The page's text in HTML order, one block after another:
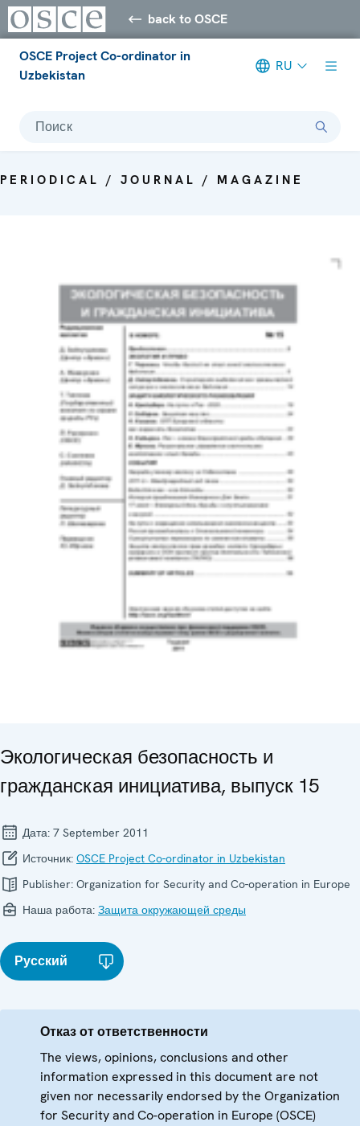
back to OSCE
OSCE Project Co-ordinator in
Uzbekistan
RU
Поиск
PERIODICAL / JOURNAL / MAGAZINE
Экологическая безопасность и
гражданская инициатива, выпуск 15
Дата: 7 September 2011
Источник: OSCE Project Co-ordinator in Uzbekistan
Publisher: Organization for Security and Co-operation in Europe
Наша работа: Защита окружающей среды
Русский
Отказ от ответственности
The views, opinions, conclusions and other
information expressed in this document are not
given nor necessarily endorsed by the Organization
for Security and Co-operation in Europe (OSCE)